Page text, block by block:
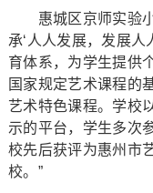
惠城区京师实验小
承‘人人发展，发展
育体系，为学生提供
国家规定艺术课程的
艺术特色课程。学校
示的平台，学生多次
校先后获评为惠州市
校。”